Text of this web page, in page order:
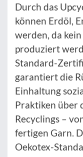
Durch das
können Erdöl,
werden, da
produziert
Standard-
garantiert die
Einhaltung
Praktiken über
Recyclings –
fertigen Garn.
Oekotex-